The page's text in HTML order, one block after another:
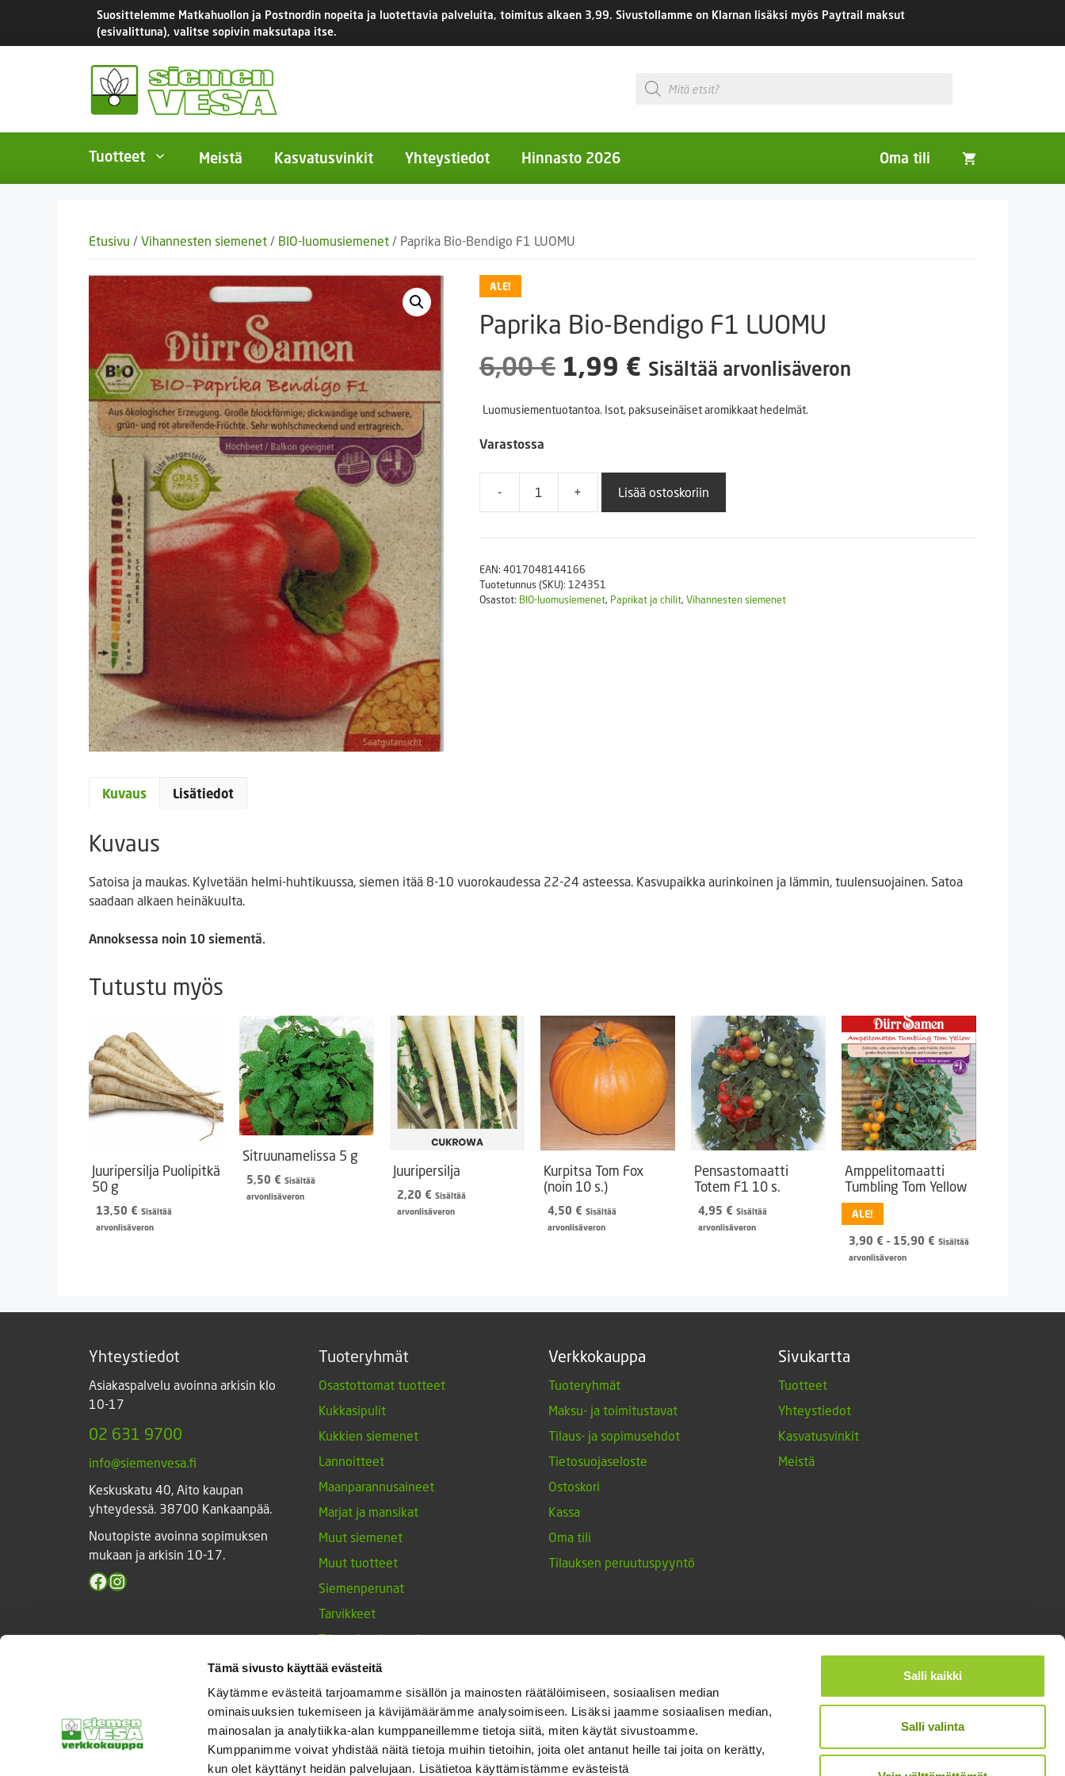
Tämä sivusto käyttää evästeitä
Käytämme evästeitä tarjoamamme sisällön ja mainosten räätälöimiseen, sosiaalisen median
ominaisuuksien tukemiseen ja kävijämäärämme analysoimiseen. Lisäksi jaamme sosiaalisen median,
mainosalan ja analytiikka-alan kumppaneillemme tietoja siitä, miten käytät sivustoamme.
Kumppanimme voivat yhdistää näitä tietoja muihin tietoihin, joita olet antanut heille tai joita on kerätty,
kun olet käyttänyt heidän palvelujaan. Lisätietoa käyttämistämme evästeistä
Salli kaikki
Salli valinta
Suosittelemme Matkahuollon ja Postnordin nopeita ja luotettavia palveluita, toimitus alkaen 3,99. Sivustollamme on Klarnan lisäksi myös Paytrail maksut
(esivalittuna), valitse sopivin maksutapa itse.
Products
search
Tuotteet
Salaatit
Istukassipulit
Monivuotiset kukat
Kaksivuotiset kukat
Puutarhatyökalut
Meistä Kasvatusvinkit Yhteystiedot Hinnasto 2026 Oma tili
Etusivu / Vihannesten siemenet / BIO-luomusiemenet / Paprika Bio-Bendigo F1 LUOMU
ALE!
Paprika Bio-Bendigo F1 LUOMU
6,00€ Alkuperäinen
hinta
6,00 €.
1,99 € Nykyinen
hinta
1,99 €.
Sisältää arvonlisäveron
Luomusiementuotantoa. Isot, paksuseinäiset aromikkaat hedelmät.
Varastossa
-
Bendigo
LUOMU
määrä
+ Lisää ostoskoriin
EAN: 4017048144166
Tuotetunnus (SKU): 124351
Osastot: BIO-luomusiemenet, Paprikat ja chilit, Vihannesten siemenet
Kuvaus Lisätiedot
Kuvaus
Satoisa ja maukas. Kylvetään helmi-huhtikuussa, siemen itää 8-10 vuorokaudessa 22-24 asteessa. Kasvupaikka aurinkoinen ja lämmin, tuulensuojainen. Satoa
saadaan alkaen heinäkuulta.
Annoksessa noin 10 siementä.
Tutustu myös
Juuripersilja Puolipitkä
50 g
13,50 € Sisältää
arvonlisäveron
Sitruunamelissa 5 g
5,50 € Sisältää
arvonlisäveron
Juuripersilja
2,20 € Sisältää
arvonlisäveron
Kurpitsa Tom Fox
(noin 10 s.)
4,50 € Sisältää
arvonlisäveron
Pensastomaatti
Totem F1 10 s.
4,95 € Sisältää
arvonlisäveron
Amppelitomaatti
Tumbling Tom Yellow
ALE!
3,90 € – 15,90 € Hintaluokka:
Sisältää
arvonlisäveron
Yhteystiedot
Asiakaspalvelu avoinna arkisin klo
10-17
02 631 9700
info@siemenvesa.fi
Keskuskatu 40, Aito kaupan
yhteydessä. 38700 Kankaanpää.
Noutopiste avoinna sopimuksen
mukaan ja arkisin 10-17.
Facebook
Instagram
Tuoteryhmät
Osastottomat tuotteet
Kukkasipulit
Kukkien siemenet
Lannoitteet
Maanparannusaineet
Marjat ja mansikat
Muut siemenet
Muut tuotteet
Siemenperunat
Tarvikkeet
Triumph-tulppaanit
Vihannesten siemenet
Yrtit ja maustekasvit
Verkkokauppa
Tuoteryhmät
Maksu- ja toimitustavat
Tilaus- ja sopimusehdot
Tietosuojaseloste
Ostoskori
Kassa
Oma tili
Tilauksen peruutuspyyntö
Sivukartta
Tuotteet
Yhteystiedot
Kasvatusvinkit
Meistä
Designed and Released by Rock My Business®
© Siemenvesa